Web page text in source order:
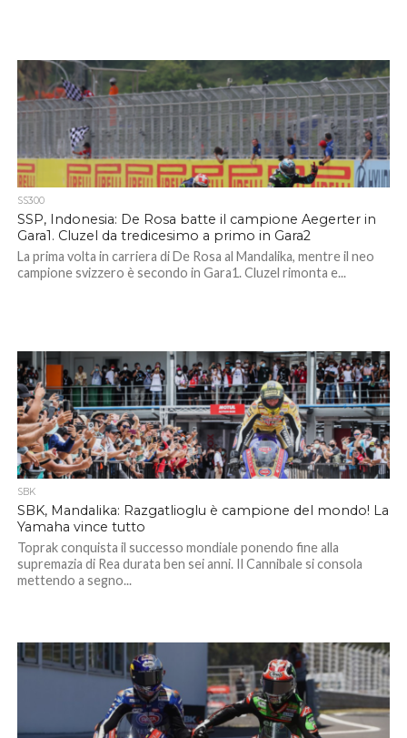
SS300
SSP, Indonesia: De Rosa batte il campione Aegerter in
Gara1. Cluzel da tredicesimo a primo in Gara2
La prima volta in carriera di De Rosa al Mandalika, mentre il neo
campione svizzero è secondo in Gara1. Cluzel rimonta e...
SBK
SBK, Mandalika: Razgatlioglu è campione del mondo! La
Yamaha vince tutto
Toprak conquista il successo mondiale ponendo fine alla
supremazia di Rea durata ben sei anni. Il Cannibale si consola
mettendo a segno...